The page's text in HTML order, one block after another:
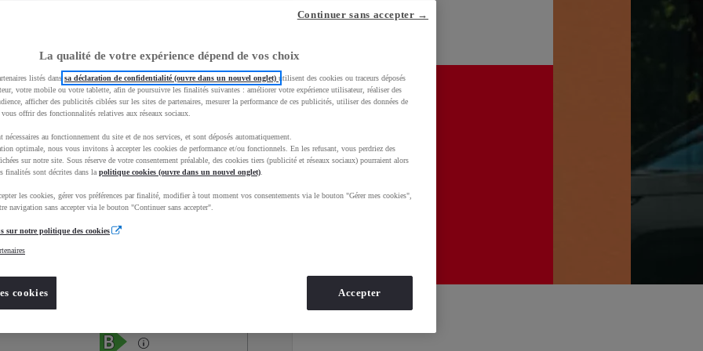
Services Concession
Occasions
La qualité de votre expérience dépend de vos choix
listés dans sa déclaration de confidentialité (ouvre dans un nouvel onglet) utilisent des cookies ou traceurs déposés
votre mobile ou votre tablette, afin de poursuivre les finalités suivantes : améliorer votre expérience utilisateur, réaliser des
afficher des publicités ciblées sur les sites de partenaires, mesurer la performance de ces publicités, utiliser des données de
offrir des fonctionnalités relatives aux réseaux sociaux.
nécessaires au fonctionnement du site et de nos services, et sont déposés automatiquement.
optimale, nous vous invitons à accepter les cookies de performance et/ou fonctionnels. En les refusant, vous perdriez des
sur notre site. Sous réserve de votre consentement préalable, des cookies tiers (publicité et réseaux sociaux) pourraient alors
finalités sont décrites dans la politique cookies (ouvre dans un nouvel onglet)
les cookies, gérer vos préférences par finalité, modifier à tout moment vos consentements via le bouton "Gérer mes cookies",
navigation sans accepter via le bouton "Continuer sans accepter".
sur notre politique des cookies
cookies
Continuer sans accepter →
Accepter